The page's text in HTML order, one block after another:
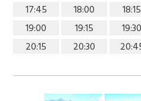
17:45
18:00 18:15
19:00
19:15 19:30
20:15
20:30